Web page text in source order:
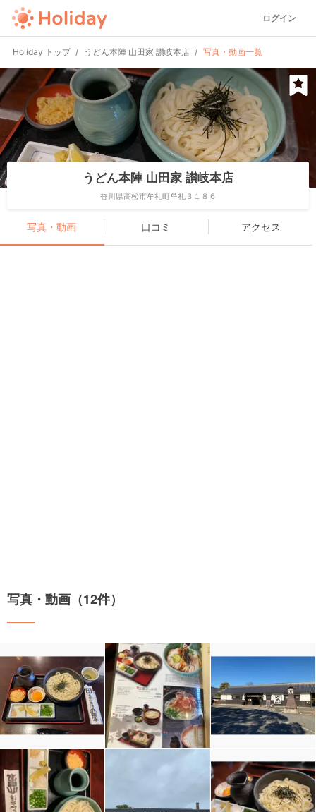
ログイン
Holiday トップ うどん本陣 山田家 讃岐本店 写真・動画一覧
うどん本陣 山田家 讃岐本店
香川県高松市牟礼町牟礼３１８６
写真・動画 口コミ アクセス
写真・動画（12件）